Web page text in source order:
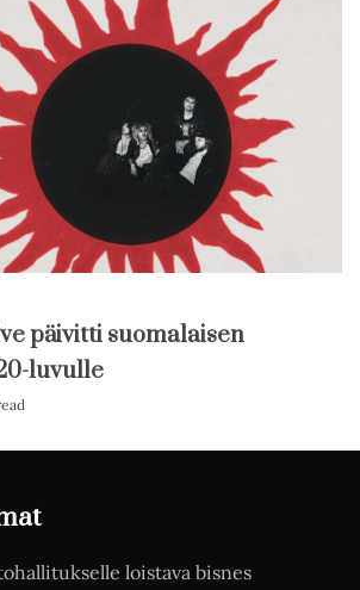
päivitti suomalaisen
luvulle
loistava bisnes